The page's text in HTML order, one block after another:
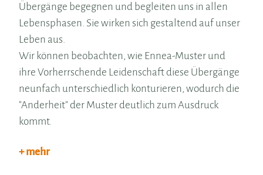
Übergänge begegnen und begleiten uns in allen
Lebensphasen. Sie wirken sich gestaltend auf unser
Leben aus.
Wir können beobachten, wie Ennea-Muster und
ihre Vorherrschende Leidenschaft diese Übergänge
neunfach unterschiedlich konturieren, wodurch die
"Anderheit" der Muster deutlich zum Ausdruck
kommt.
+ mehr